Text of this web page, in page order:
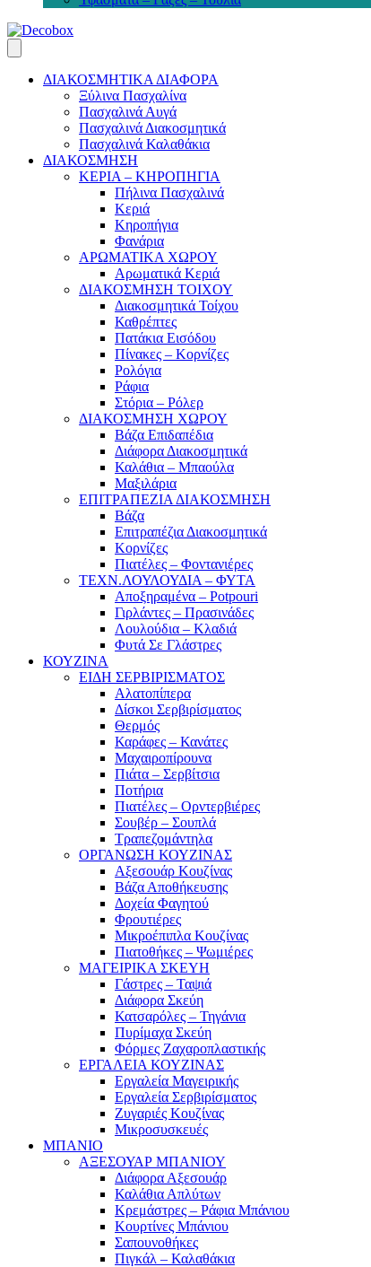
ΔΙΑΚΟΣΜΗΤΙΚΑ ΔΙΑΦΟΡΑ
Ξύλινα Πασχαλίνα
Πασχαλινά Αυγά
Πασχαλινά Διακοσμητικά
Πασχαλινά Καλαθάκια
ΔΙΑΚΟΣΜΗΣΗ
ΚΕΡΙΑ – ΚΗΡΟΠΗΓΙΑ
Πήλινα Πασχαλινά
Κεριά
Κηροπήγια
Φανάρια
ΑΡΩΜΑΤΙΚΑ ΧΩΡΟΥ
Αρωματικά Κεριά
ΔΙΑΚΟΣΜΗΣΗ ΤΟΙΧΟΥ
Διακοσμητικά Τοίχου
Καθρέπτες
Πατάκια Εισόδου
Πίνακες – Κορνίζες
Ρολόγια
Ράφια
Στόρια – Ρόλερ
ΔΙΑΚΟΣΜΗΣΗ ΧΩΡΟΥ
Βάζα Επιδαπέδια
Διάφορα Διακοσμητικά
Καλάθια – Μπαούλα
Μαξιλάρια
ΕΠΙΤΡΑΠΕΖΙΑ ΔΙΑΚΟΣΜΗΣΗ
Βάζα
Επιτραπέζια Διακοσμητικά
Κορνίζες
Πιατέλες – Φοντανιέρες
ΤΕΧΝ.ΛΟΥΛΟΥΔΙΑ – ΦΥΤΑ
Αποξηραμένα – Potpouri
Γιρλάντες – Πρασινάδες
Λουλούδια – Κλαδιά
Φυτά Σε Γλάστρες
ΚΟΥΖΙΝΑ
ΕΙΔΗ ΣΕΡΒΙΡΙΣΜΑΤΟΣ
Αλατοπίπερα
Δίσκοι Σερβιρίσματος
Θερμός
Καράφες – Κανάτες
Μαχαιροπίρουνα
Πιάτα – Σερβίτσια
Ποτήρια
Πιατέλες – Ορντερβιέρες
Σουβέρ – Σουπλά
Τραπεζομάντηλα
ΟΡΓΑΝΩΣΗ ΚΟΥΖΙΝΑΣ
Αξεσουάρ Κουζίνας
Βάζα Αποθήκευσης
Δοχεία Φαγητού
Φρουτιέρες
Μικροέπιπλα Κουζίνας
Πιατοθήκες – Ψωμιέρες
ΜΑΓΕΙΡΙΚΑ ΣΚΕΥΗ
Γάστρες – Ταψιά
Διάφορα Σκεύη
Κατσαρόλες – Τηγάνια
Πυρίμαχα Σκεύη
Φόρμες Ζαχαροπλαστικής
ΕΡΓΑΛΕΙΑ ΚΟΥΖΙΝΑΣ
Εργαλεία Μαγειρικής
Εργαλεία Σερβιρίσματος
Ζυγαριές Κουζίνας
Μικροσυσκευές
ΜΠΑΝΙΟ
ΑΞΕΣΟΥΑΡ ΜΠΑΝΙΟΥ
Διάφορα Αξεσουάρ
Καλάθια Απλύτων
Κρεμάστρες – Ράφια Μπάνιου
Κουρτίνες Μπάνιου
Σαπουνοθήκες
Πιγκάλ – Καλαθάκια